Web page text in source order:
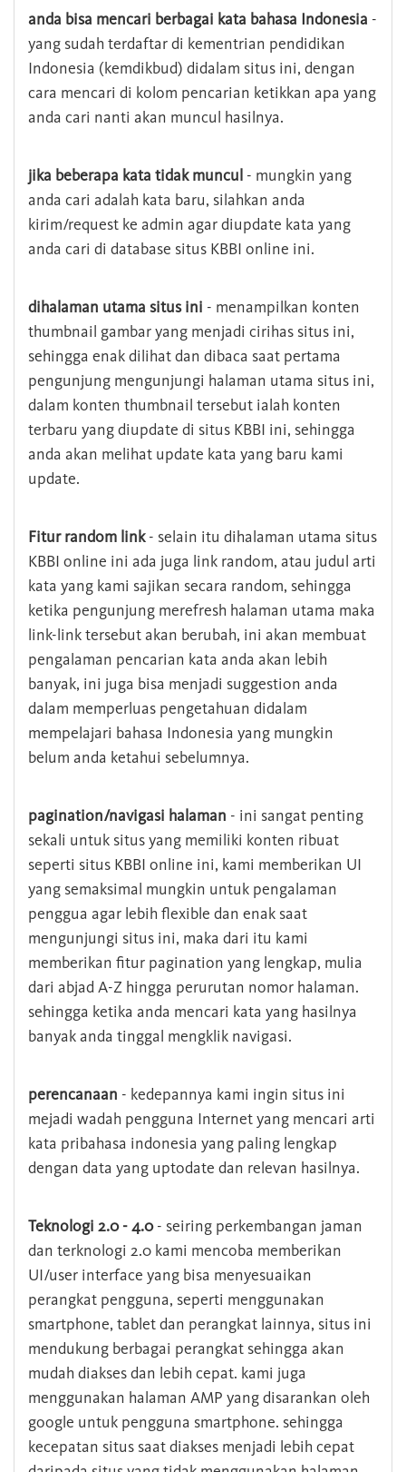
anda bisa mencari berbagai kata bahasa Indonesia -
yang sudah terdaftar di kementrian pendidikan
Indonesia (kemdikbud) didalam situs ini, dengan
cara mencari di kolom pencarian ketikkan apa yang
anda cari nanti akan muncul hasilnya.
jika beberapa kata tidak muncul - mungkin yang
anda cari adalah kata baru, silahkan anda
kirim/request ke admin agar diupdate kata yang
anda cari di database situs KBBI online ini.
dihalaman utama situs ini - menampilkan konten
thumbnail gambar yang menjadi cirihas situs ini,
sehingga enak dilihat dan dibaca saat pertama
pengunjung mengunjungi halaman utama situs ini,
dalam konten thumbnail tersebut ialah konten
terbaru yang diupdate di situs KBBI ini, sehingga
anda akan melihat update kata yang baru kami
update.
Fitur random link- selain itu dihalaman utama situs
KBBI online ini ada juga link random, atau judul arti
kata yang kami sajikan secara random, sehingga
ketika pengunjung merefresh halaman utama maka
link-link tersebut akan berubah, ini akan membuat
pengalaman pencarian kata anda akan lebih
banyak, ini juga bisa menjadi suggestion anda
dalam memperluas pengetahuan didalam
mempelajari bahasa Indonesia yang mungkin
belum anda ketahui sebelumnya.
pagination/navigasi halaman - ini sangat penting
sekali untuk situs yang memiliki konten ribuat
seperti situs KBBI online ini, kami memberikan UI
yang semaksimal mungkin untuk pengalaman
penggua agar lebih flexible dan enak saat
mengunjungi situs ini, maka dari itu kami
memberikan fitur pagination yang lengkap, mulia
dari abjad A-Z hingga perurutan nomor halaman.
sehingga ketika anda mencari kata yang hasilnya
banyak anda tinggal mengklik navigasi.
perencanaan - kedepannya kami ingin situs ini
mejadi wadah pengguna Internet yang mencari arti
kata pribahasa indonesia yang paling lengkap
dengan data yang uptodate dan relevan hasilnya.
Teknologi 2.0 - 4.0- seiring perkembangan jaman
dan terknologi 2.0 kami mencoba memberikan
UI/user interface yang bisa menyesuaikan
perangkat pengguna, seperti menggunakan
smartphone, tablet dan perangkat lainnya, situs ini
mendukung berbagai perangkat sehingga akan
mudah diakses dan lebih cepat. kami juga
menggunakan halaman AMP yang disarankan oleh
google untuk pengguna smartphone. sehingga
kecepatan situs saat diakses menjadi lebih cepat